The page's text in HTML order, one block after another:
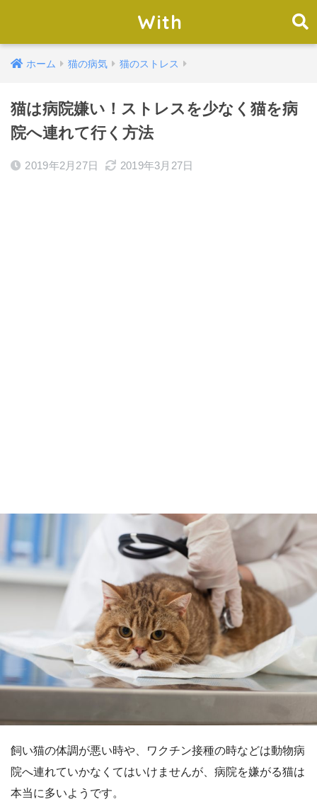
With
ホーム 猫の病気 猫のストレス
猫は病院嫌い！ストレスを少なく猫を病
院へ連れて行く方法
2019年2月27日 2019年3月27日
飼い猫の体調が悪い時や、ワクチン接種の時などは動物病
院へ連れていかなくてはいけませんが、病院を嫌がる猫は
本当に多いようです。